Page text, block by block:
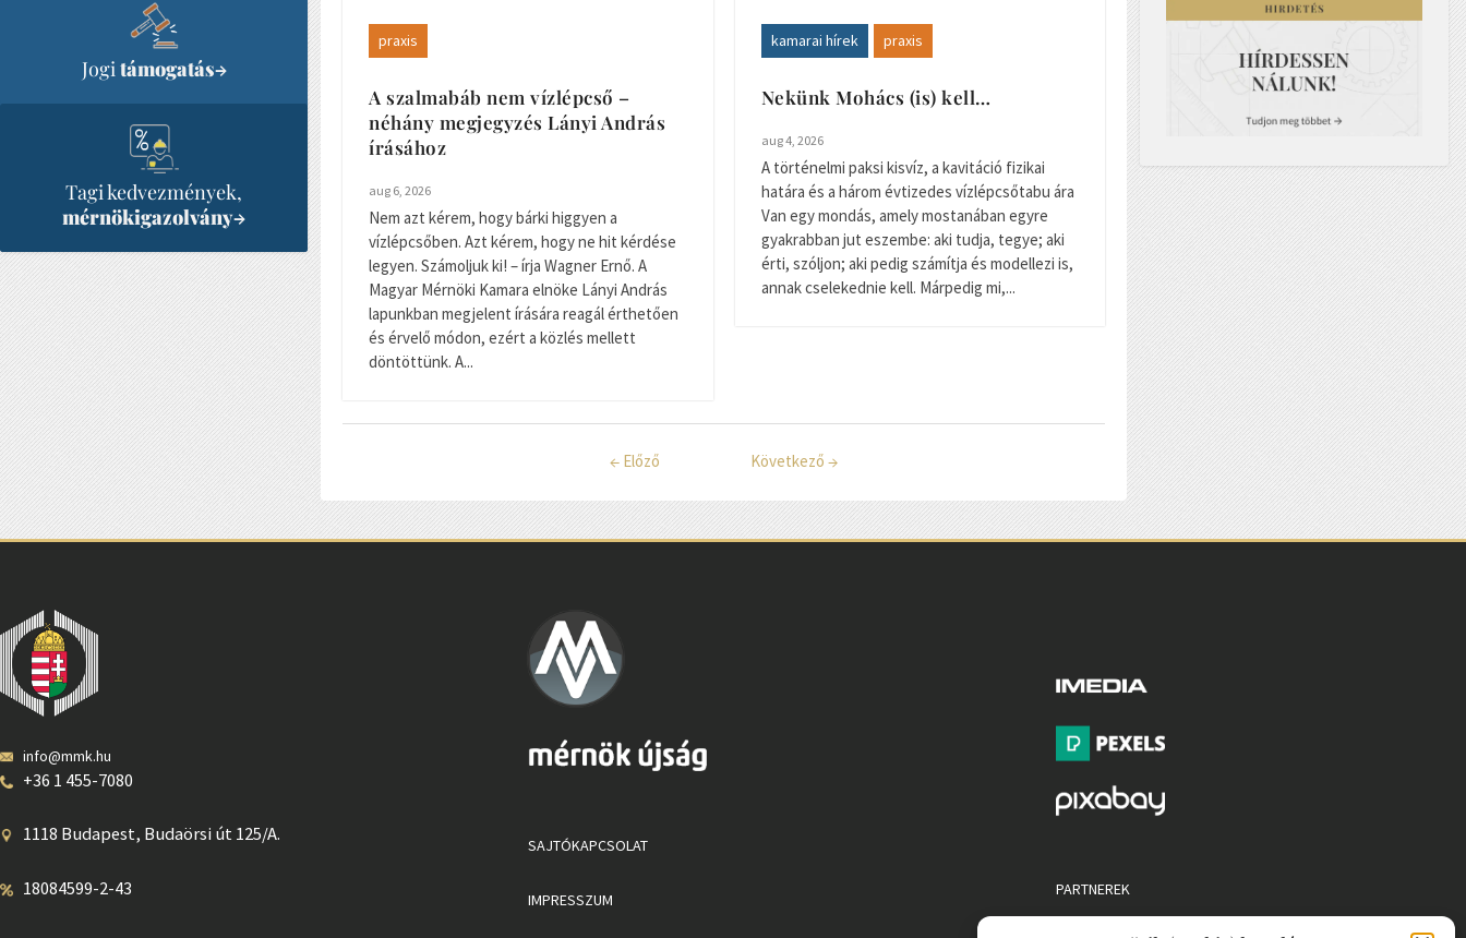
Jogi támogatás→
Tagi kedvezmények,
mérnökigazolvány→
praxis
A szalmabáb nem vízlépcső –
néhány megjegyzés Lányi András
írásához
aug 6, 2026
Nem azt kérem, hogy bárki higgyen a
vízlépcsőben. Azt kérem, hogy ne hit kérdése
legyen. Számoljuk ki! – írja Wagner Ernő. A
Magyar Mérnöki Kamara elnöke Lányi András
lapunkban megjelent írására reagál érthetően
és érvelő módon, ezért a közlés mellett
döntöttünk. A...
kamarai hírek praxis
Nekünk Mohács (is) kell…
aug 4, 2026
A történelmi paksi kisvíz, a kavitáció fizikai
határa és a három évtizedes vízlépcsőtabu ára
Van egy mondás, amely mostanában egyre
gyakrabban jut eszembe: aki tudja, tegye; aki
érti, szóljon; aki pedig számítja és modellezi is,
annak cselekednie kell. Márpedig mi,...
← Előző Következő →
info@mmk.hu
+36 1 455-7080
1118 Budapest, Budaörsi út 125/A.
18084599-2-43
SAJTÓKAPCSOLAT
IMPRESSZUM
PARTNEREK